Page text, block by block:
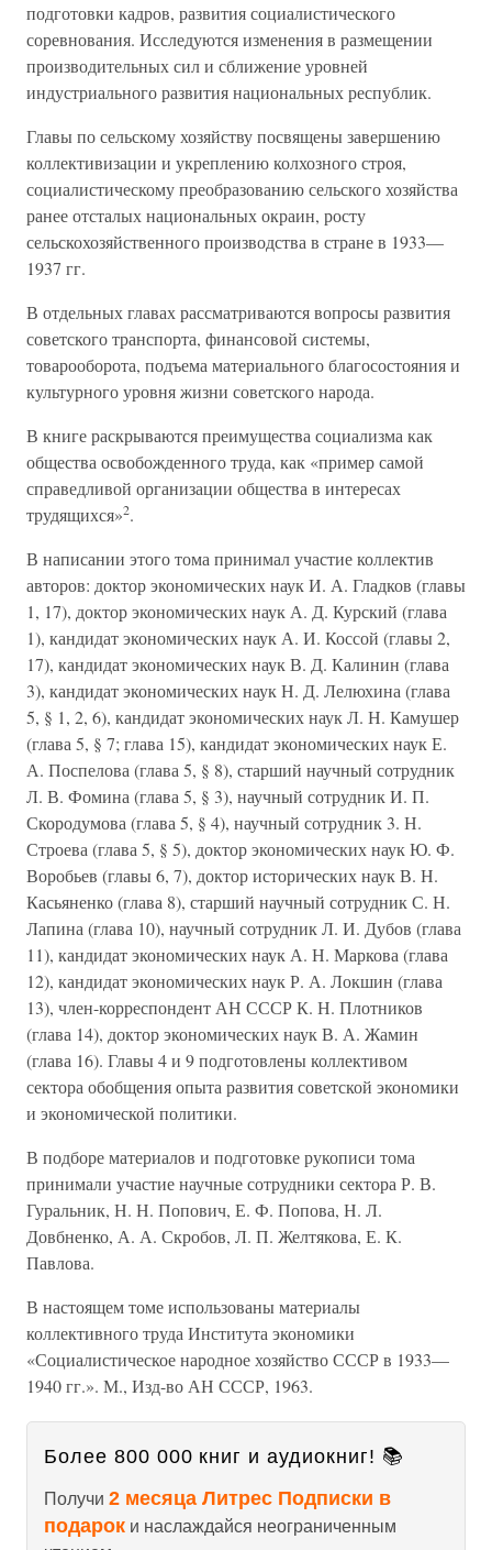
подготовки кадров, развития социалистического
соревнования. Исследуются изменения в размещении
производительных сил и сближение уровней
индустриального развития национальных республик.
Главы по сельскому хозяйству посвящены завершению
коллективизации и укреплению колхозного строя,
социалистическому преобразованию сельского хозяйства
ранее отсталых национальных окраин, росту
сельскохозяйственного производства в стране в 1933—
1937 гг.
В отдельных главах рассматриваются вопросы развития
советского транспорта, финансовой системы,
товарооборота, подъема материального благосостояния и
культурного уровня жизни советского народа.
В книге раскрываются преимущества социализма как
общества освобожденного труда, как «пример самой
справедливой организации общества в интересах
трудящихся»2.
В написании этого тома принимал участие коллектив
авторов: доктор экономических наук И. А. Гладков (главы
1, 17), доктор экономических наук А. Д. Курский (глава
1), кандидат экономических наук А. И. Коссой (главы 2,
17), кандидат экономических наук В. Д. Калинин (глава
3), кандидат экономических наук Н. Д. Лелюхина (глава
5, § 1, 2, 6), кандидат экономических наук Л. Н. Камушер
(глава 5, § 7; глава 15), кандидат экономических наук Е.
А. Поспелова (глава 5, § 8), старший научный сотрудник
Л. В. Фомина (глава 5, § 3), научный сотрудник И. П.
Скородумова (глава 5, § 4), научный сотрудник 3. Н.
Строева (глава 5, § 5), доктор экономических наук Ю. Ф.
Воробьев (главы 6, 7), доктор исторических наук В. Н.
Касьяненко (глава 8), старший научный сотрудник С. Н.
Лапина (глава 10), научный сотрудник Л. И. Дубов (глава
11), кандидат экономических наук А. Н. Маркова (глава
12), кандидат экономических наук Р. А. Локшин (глава
13), член-корреспондент АН СССР К. Н. Плотников
(глава 14), доктор экономических наук В. А. Жамин
(глава 16). Главы 4 и 9 подготовлены коллективом
сектора обобщения опыта развития советской экономики
и экономической политики.
В подборе материалов и подготовке рукописи тома
принимали участие научные сотрудники сектора Р. В.
Гуральник, Н. Н. Попович, Е. Ф. Попова, Н. Л.
Довбненко, А. А. Скробов, Л. П. Желтякова, Е. К.
Павлова.
В настоящем томе использованы материалы
коллективного труда Института экономики
«Социалистическое народное хозяйство СССР в 1933—
1940 гг.». М., Изд-во АН СССР, 1963.
Более 800 000 книг и аудиокниг! 📚
Получи 2 месяца Литрес Подписки в
подарок и наслаждайся неограниченным